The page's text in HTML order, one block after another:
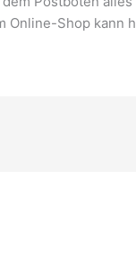
Shop kann